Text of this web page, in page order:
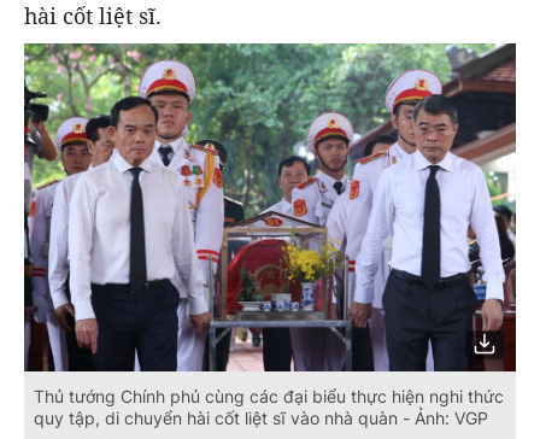
hài cốt liệt sĩ.
Thủ tướng Chính phủ cùng các đại biểu thực hiện nghi thức
quy tập, di chuyển hài cốt liệt sĩ vào nhà quàn - Ảnh: VGP